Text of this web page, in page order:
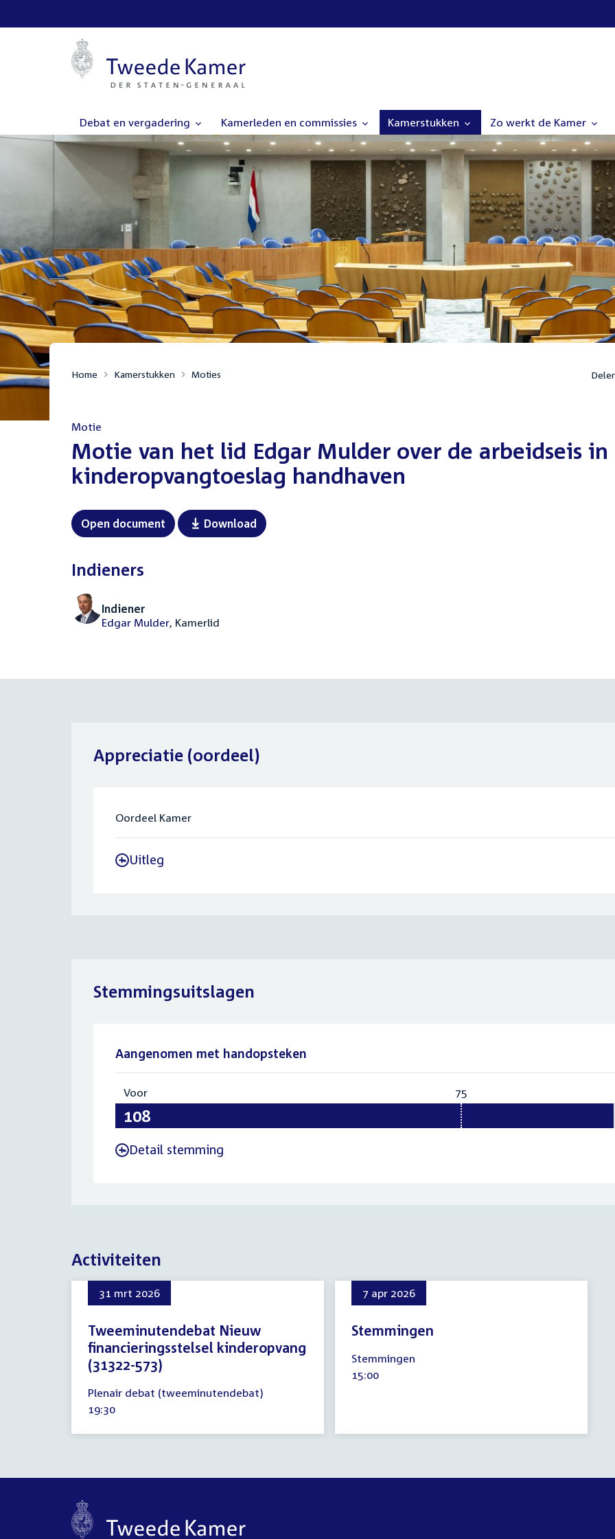
Debat en vergadering Kamerleden en commissies Kamerstukken Zo werkt de Kamer
Home Kamerstukken Moties
Motie
:Motie van het lid Edgar Mulder over de arbeidseis in
kinderopvangtoeslag handhaven
Open document Download
Indieners
Indiener
Edgar Mulder, Kamerlid
Appreciatie (oordeel)
Oordeel Kamer
- Uitleg
Stemmingsuitslagen
Aangenomen met handopsteken
Voor
108
75
- Detail stemming
Activiteiten
31 mrt 2026
Tweeminutendebat Nieuw
financieringsstelsel kinderopvang
(31322-573)
maart
2026
Plenair debat (tweeminutendebat)
Tijd
19:30
7 apr 2026
Stemmingen
april
2026
Stemmingen
Tijd
15:00